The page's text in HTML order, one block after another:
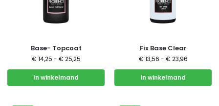
Base- Topcoat
€ 14,25 - € 25,25
In winkelmand
Fix Base Clear
€ 13,56 - € 23,96
In winkelmand